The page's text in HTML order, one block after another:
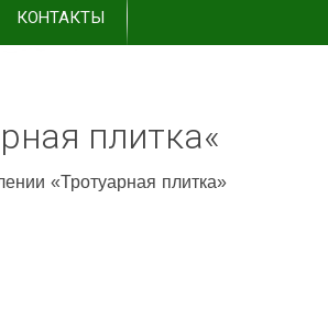
КОНТАКТЫ
плитка«
«Тротуарная плитка»